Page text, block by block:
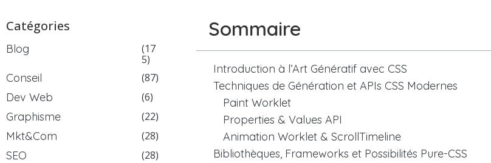
Catégories
Blog
(17
5)
Conseil (87)
Dev Web (6)
Graphisme (22)
Mkt&Com (28)
SEO (28)
Sommaire
Introduction à l’Art Génératif avec CSS
Techniques de Génération et APIs CSS Modernes
Paint Worklet
Properties & Values API
Animation Worklet & ScrollTimeline
Bibliothèques, Frameworks et Possibilités Pure-CSS